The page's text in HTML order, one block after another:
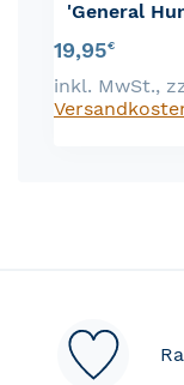
'General
19,95€
inkl. MwSt.,